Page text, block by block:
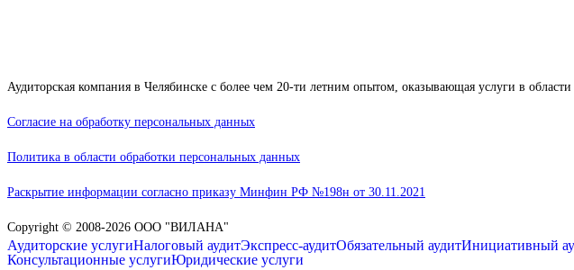
Аудиторская компания в Челябинске с более чем 20-ти летним опытом, оказывающая услуги в области
Согласие на обработку персональных данных
Политика в области обработки персональных данных
Раскрытие информации согласно приказу Минфин РФ №198н от 30.11.2021
Copyright © 2008-2026 ООО "ВИЛАНА"
Аудиторские услугиНалоговый аудитЭкспресс-аудитОбязательный аудитИнициативный
Консультационные услугиЮридические услуги